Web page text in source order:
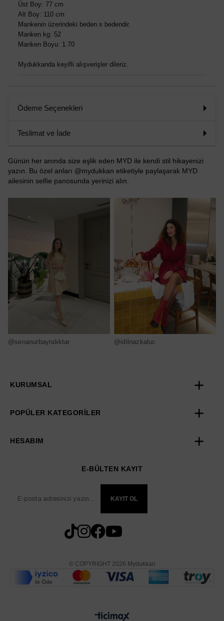
Üst Boy: 77 cm
Alt Boy: 110 cm
Mankenin üzerindeki beden s bedendir.
Manken kg: 52
Manken Boyu: 1.70
Mydukkanda keyifli alışverişler dileriz.
Ödeme Seçenekleri
Teslimat ve İade
Günün her anında size eşlik eden MYD ile kendi stil hikayenizi
yazın. Bu özel anları @mydukkan etiketiyle paylaşarak MYD
ailesinin selfie panosunda yerinizi alın.
@senanurbayrakktar @idilnazkaluc
KURUMSAL
POPÜLER KATEGORİLER
HESABIM
E-BÜLTEN KAYIT
KAYIT OL
© COPYRIGHT 2026 Mydukkan